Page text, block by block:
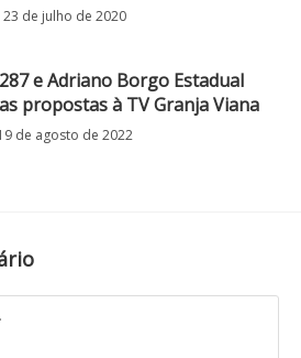
23 de julho de 2020
e Adriano Borgo Estadual
propostas à TV Granja Viana
de agosto de 2022